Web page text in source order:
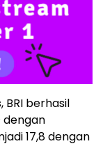
BRI berhasil
dengan
17,8 dengan